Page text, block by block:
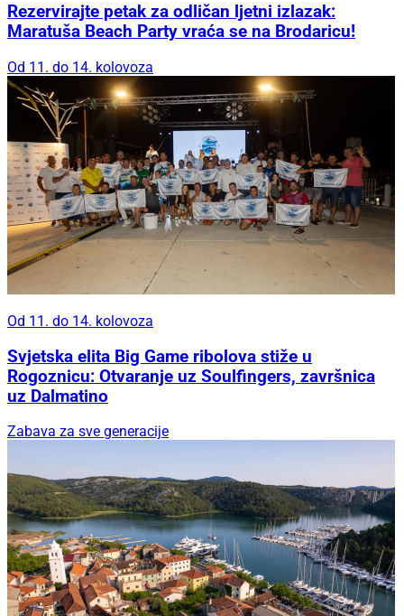
Rezervirajte petak za odličan ljetni izlazak:
Maratuša Beach Party vraća se na Brodaricu!
Od 11. do 14. kolovoza
Od 11. do 14. kolovoza
Svjetska elita Big Game ribolova stiže u
Rogoznicu: Otvaranje uz Soulfingers, završnica
uz Dalmatino
Zabava za sve generacije